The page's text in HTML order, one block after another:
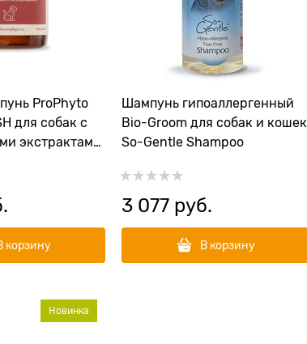
ProPhyto
для собак с
экстрактами
очищения
корзину
Шампунь гипоаллергенный
Bio-Groom для собак и кошек
So-Gentle Shampoo
3 077 руб.
В корзину
Новинка